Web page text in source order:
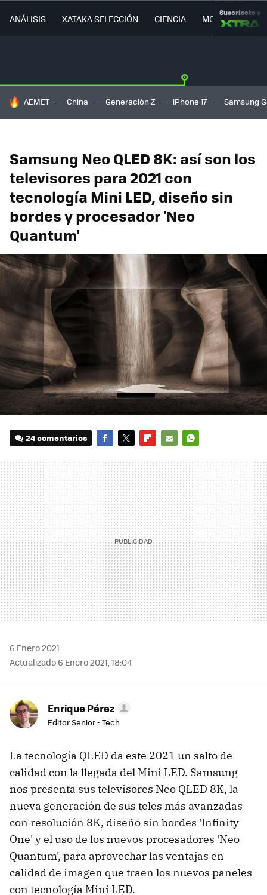
ANÁLISIS XATAKA SELECCIÓN CIENCIA MOVILIDAD
Suscríbete a
HOY SE HABLA DE
AEMET China Generación Z iPhone 17 Samsung
Samsung Neo QLED 8K: así son los
televisores para 2021 con
tecnología Mini LED, diseño sin
bordes y procesador 'Neo
Quantum'
24 comentarios
MAIL
6 Enero 2021
Actualizado 6 Enero 2021, 18:04
Enrique Pérez
Editor Senior - Tech
La tecnología QLED da este 2021 un salto de
calidad con la llegada del Mini LED. Samsung
nos presenta sus televisores Neo QLED 8K, la
nueva generación de sus teles más avanzadas
con resolución 8K, diseño sin bordes 'Infinity
One' y el uso de los nuevos procesadores 'Neo
Quantum', para aprovechar las ventajas en
calidad de imagen que traen los nuevos paneles
con tecnología Mini LED.